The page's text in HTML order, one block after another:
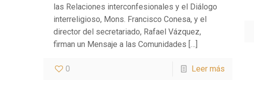
las Relaciones interconfesionales y el Diálogo
interreligioso, Mons. Francisco Conesa, y el
director del secretariado, Rafael Vázquez,
firman un Mensaje a las Comunidades […]
0 Leer más